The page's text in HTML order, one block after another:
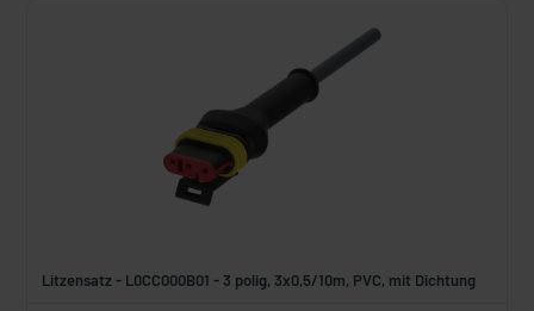
Litzensatz - L0CC000B01 - 3 polig, 3x0,5/10m, PVC, mit Dichtung